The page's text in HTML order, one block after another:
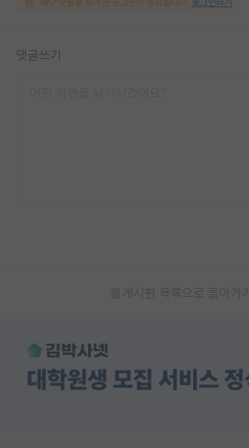
댓글쓰기
게시판 목록으로 돌아가기